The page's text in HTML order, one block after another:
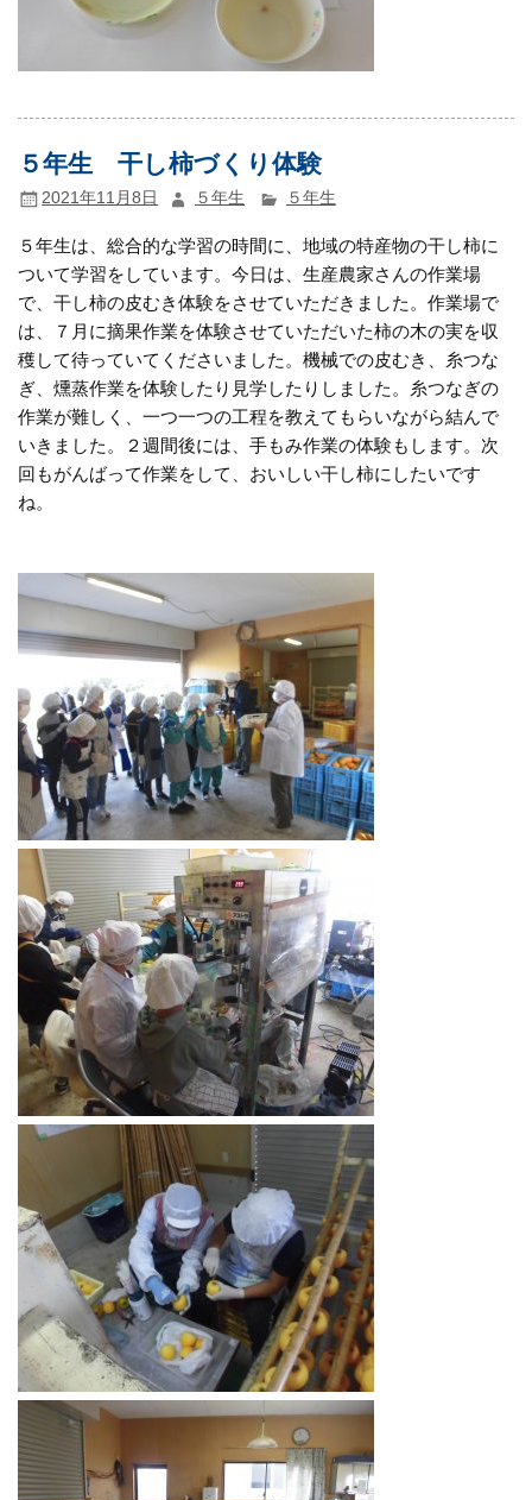
５年生 干し柿づくり体験
2021年11月8日 ５年生 ５年生
５年生は、総合的な学習の時間に、地域の特産物の干し柿に
ついて学習をしています。今日は、生産農家さんの作業場
で、干し柿の皮むき体験をさせていただきました。作業場で
は、７月に摘果作業を体験させていただいた柿の木の実を収
穫して待っていてくださいました。機械での皮むき、糸つな
ぎ、燻蒸作業を体験したり見学したりしました。糸つなぎの
作業が難しく、一つ一つの工程を教えてもらいながら結んで
いきました。２週間後には、手もみ作業の体験もします。次
回もがんばって作業をして、おいしい干し柿にしたいです
ね。